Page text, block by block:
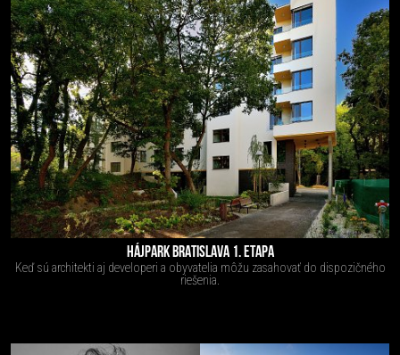
HÁJPARK BRATISLAVA 1. ETAPA
Keď sú architekti aj developeri a obyvatelia môžu zasahovať do dispozičného
riešenia.